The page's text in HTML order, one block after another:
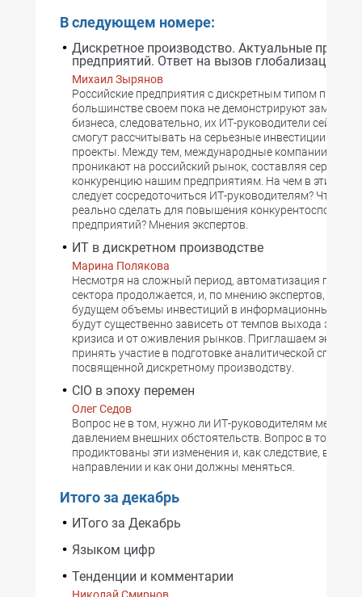
В следующем номере:
Дискретное производство. Актуальные
предприятий. Ответ на вызов глобализации
Михаил Зырянов
Российские предприятия с дискретным типом
большинстве своем пока не демонстрируют
бизнеса, следовательно, их ИТ-руководители сейчас
смогут рассчитывать на серьезные инвестиции в
проекты. Между тем, международные компании все
проникают на российский рынок, составляя
конкуренцию нашим предприятиям. На чем в этих
следует сосредоточиться ИТ-руководителям? Что они
реально сделать для повышения
предприятий? Мнения экспертов.
ИТ в дискретном производстве
Марина Полякова
Несмотря на сложный период, автоматизация
сектора продолжается, и, по мнению экспертов, в
будущем объемы инвестиций в информационные
будут существенно зависеть от темпов выхода
кризиса и от оживления рынков. Приглашаем
принять участие в подготовке аналитической справки,
посвященной дискретному производству.
CIO в эпоху перемен
Олег Седов
Вопрос не в том, нужно ли ИТ-руководителям
давлением внешних обстоятельств. Вопрос в том, чем
продиктованы эти изменения и, как следствие, в
направлении и как они должны меняться.
Итого за декабрь
ИТого за Декабрь
Языком цифр
Тенденции и комментарии